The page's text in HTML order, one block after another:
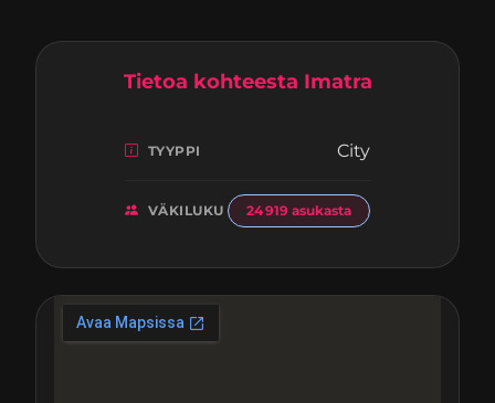
Tietoa kohteesta Imatra
TYYPPI City
VÄKILUKU 24 919 asukasta